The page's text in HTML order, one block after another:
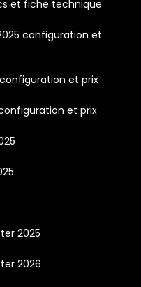
et fiche technique
configuration et
configuration et prix
et prix
2025
2026